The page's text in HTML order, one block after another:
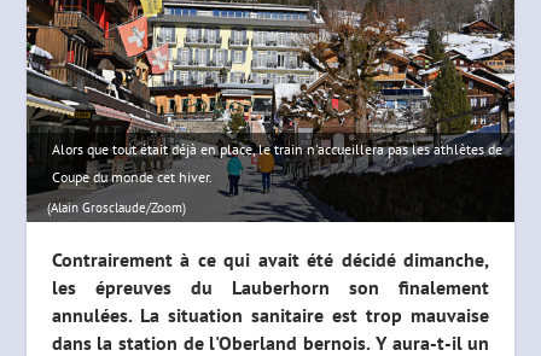
Alors que tout était déjà en place, le train n'accueillera pas les athlètes de
Coupe du monde cet hiver.
(Alain Grosclaude/Zoom)
Contrairement à ce qui avait été décidé dimanche,
les épreuves du Lauberhorn son finalement
annulées. La situation sanitaire est trop mauvaise
dans la station de l'Oberland bernois. Y aura-t-il un